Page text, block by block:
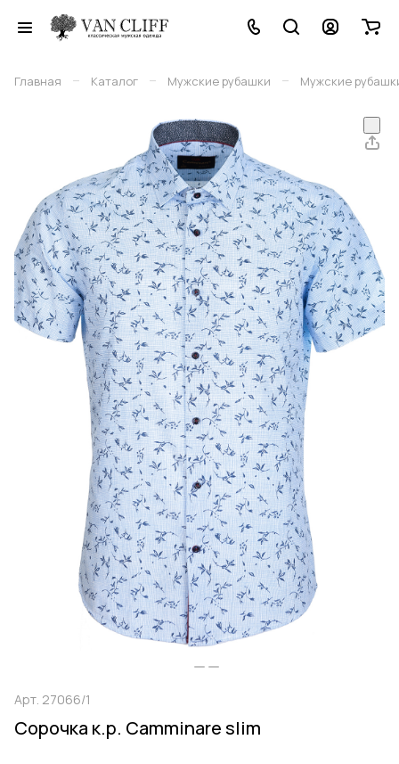
Главная – Каталог – Мужские рубашки – Мужские
Арт. 27066/1
Сорочка к.р. Camminare slim